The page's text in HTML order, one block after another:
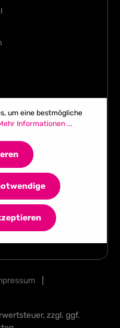
zzgl. ggf.
um eine bestmögliche
Informationen ...